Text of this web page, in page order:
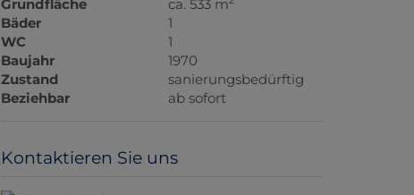
Grundfläche ca. 533 m
Bäder
1
WC
1
Baujahr
1970
Zustand
sanierungsbedürftig
Beziehbar
ab sofort
Kontaktieren Sie uns